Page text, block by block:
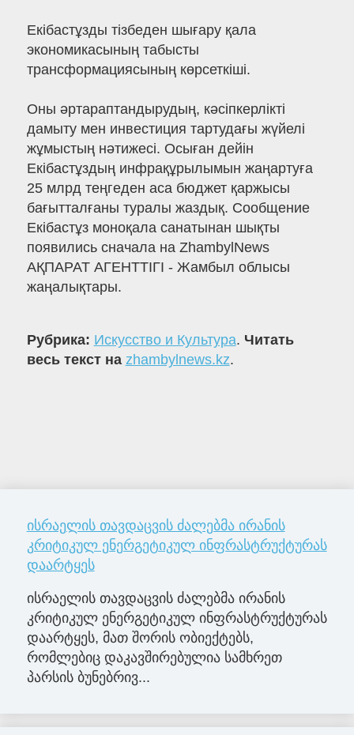
Екібастұзды тізбеден шығару қала
экономикасының табысты
трансформациясының көрсеткіші.
Оны әртараптандырудың, кәсіпкерлікті
дамыту мен инвестиция тартудағы жүйелі
жұмыстың нәтижесі. Осыған дейін
Екібастұздың инфрақұрылымын жаңартуға
25 млрд теңгеден аса бюджет қаржысы
бағытталғаны туралы жаздық. Сообщение
Екібастұз моноқала санатынан шықты
появились сначала на ZhambylNews
АҚПАРАТ АГЕНТТІГІ - Жамбыл облысы
жаңалықтары.
Рубрика: Искусство и Культура. Читать
весь текст на zhambylnews.kz.
ისრაელის თავდაცვის ძალებმა ირანის
კრიტიკულ ენერგეტიკულ ინფრასტრუქტურას
დაარტყეს
ისრაელის თავდაცვის ძალებმა ირანის
კრიტიკულ ენერგეტიკულ ინფრასტრუქტურას
დაარტყეს, მათ შორის ობიექტებს,
რომლებიც დაკავშირებულია სამხრეთ
პარსის ბუნებრივ...